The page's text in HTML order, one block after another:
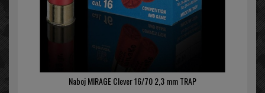
Naboj MIRAGE Clever 16/70 2,3 mm TRAP